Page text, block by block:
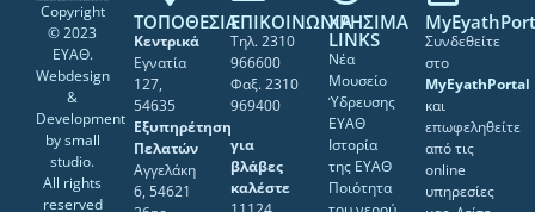
Copyright
© 2023
ΕΥΑΘ.
Webdesign
&
Development
bysmall
studio.
All rights
reserved
ΤΟΠΟΘΕΣΙΑ
Κεντρικά
Εγνατία
127,
54635
Εξυπηρέτηση
Πελατών
Αγγελάκη
6, 54621
ΕΠΙΚΟΙΝΩΝΙΑ
Τηλ. 2310
966600
Φαξ. 2310
969400
για
βλάβες
καλέστε
ΧΡΗΣΙΜΑ
LINKS
Νέα
Μουσείο
Ύδρευσης
ΕΥΑΘ
Ιστορία
της ΕΥΑΘ
Ποιότητα
Συνδεθείτε
στο
MyEyathPortal
και
επωφεληθείτε
από τις
online
υπηρεσίες